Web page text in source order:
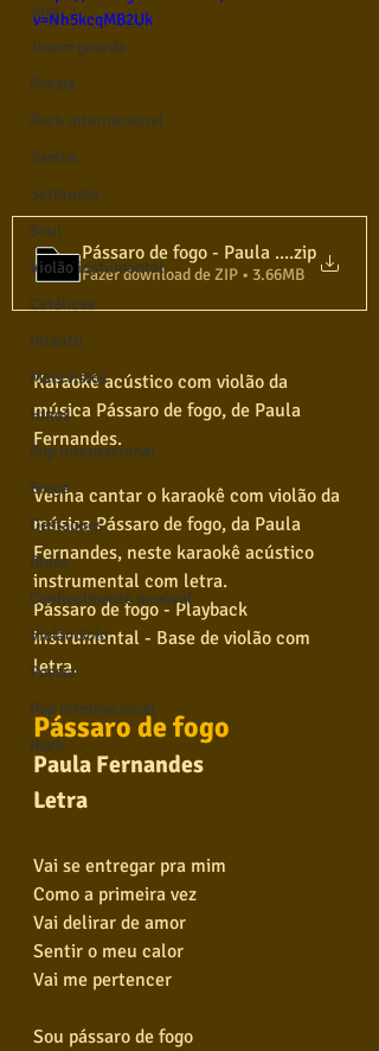
Jazz
Jovem guarda
Poesia
Rock internacional
Samba
Sertanejo
Soul
Violão instumental
Católicas
Infantil
Mais vistos
Hinos
Pop Internacional
Brega
Destaques
Blues
Conhecimento musical
Violão Solo
Poesia
Pop Internacional
Rock
v=Nh5kcqMB2Uk
Pássaro de fogo - Paula Fernandes -
.zip
Fazer download de ZIP • 3.66MB
Karaokê acústico com violão da
música Pássaro de fogo, de Paula
Fernandes.
Venha cantar o karaokê com violão da
música Pássaro de fogo, da Paula
Fernandes, neste karaokê acústico
instrumental com letra.
Pássaro de fogo - Playback
instrumental - Base de violão com
letra.
Pássaro de fogo
Paula Fernandes
Letra
Vai se entregar pra mim
Como a primeira vez
Vai delirar de amor
Sentir o meu calor
Vai me pertencer
Sou pássaro de fogo